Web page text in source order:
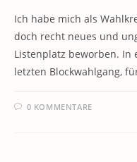
Ich habe mich als
doch recht neues und
Listenplatz beworben. In
letzten Blockwahlgang,
0 KOMMENTARE